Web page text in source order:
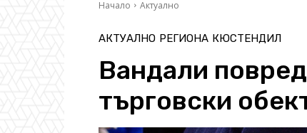
Начало Актуално
АКТУАЛНО РЕГИОНА КЮСТЕНДИЛ
Вандали
търговски